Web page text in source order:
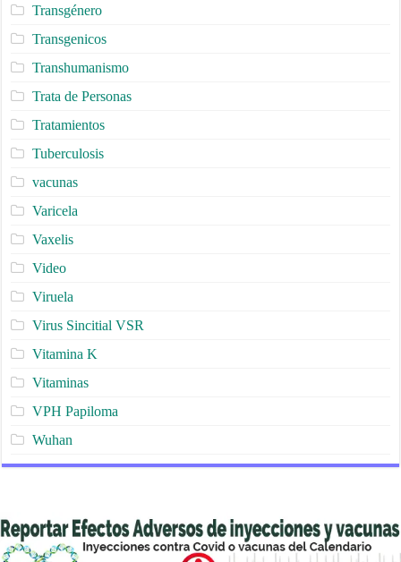
Transgénero
Transgenicos
Transhumanismo
Trata de Personas
Tratamientos
Tuberculosis
vacunas
Varicela
Vaxelis
Video
Viruela
Virus Sincitial VSR
Vitamina K
Vitaminas
VPH Papiloma
Wuhan